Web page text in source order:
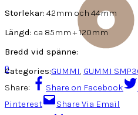
0
Storlekar: 42mm och 44mm
Längd: ca 85mm + 120mm
Bredd vid spänne:
Categories:GUMMI, GUMMI
Share:
Share on Facebook
Pinterest
Share Via Email